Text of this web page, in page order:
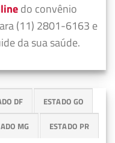
do convênio
(11) 2801-6163 e
da sua saúde.
DF ESTADO GO
MG ESTADO PR